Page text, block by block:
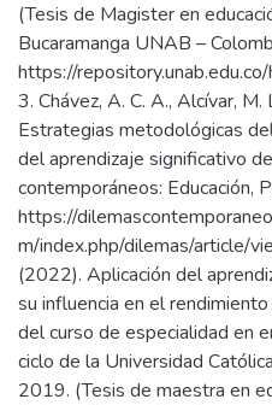
(Tesis de Magister en
Bucaramanga UNAB –
https://
3. Chávez, A. C. A., Alcívar, M.
Estrategias metodológicas
del aprendizaje significativo
contemporáneos: Educación,
https://
m/index.php/dilemas/article/
(2022). Aplicación del
su influencia en el
del curso de especialidad en
ciclo de la Universidad
2019. (Tesis de maestra en